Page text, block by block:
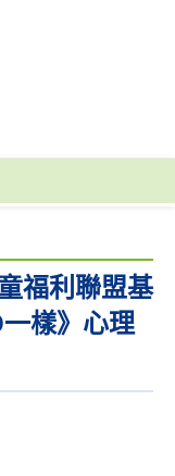
福利聯盟基
樣》心理